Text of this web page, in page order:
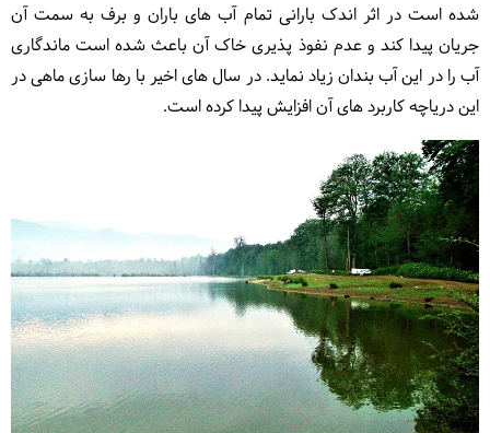
شده است در اثر اندک بارانی تمام آب های باران و برف به سمت آن
جریان پیدا کند و عدم نفوذ پذیری خاک آن باعث شده است ماندگاری
آب را در این آب بندان زیاد نماید. در سال های اخیر با رها سازی ماهی در
این دریاچه کاربرد های آن افزایش پیدا کرده است.